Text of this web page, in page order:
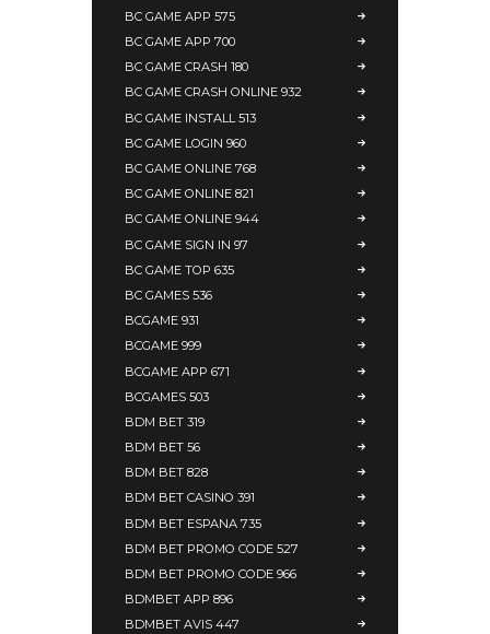
BC GAME APP 575
BC GAME APP 700
BC GAME CRASH 180
BC GAME CRASH ONLINE 932
BC GAME INSTALL 513
BC GAME LOGIN 960
BC GAME ONLINE 768
BC GAME ONLINE 821
BC GAME ONLINE 944
BC GAME SIGN IN 97
BC GAME TOP 635
BC GAMES 536
BCGAME 931
BCGAME 999
BCGAME APP 671
BCGAMES 503
BDM BET 319
BDM BET 56
BDM BET 828
BDM BET CASINO 391
BDM BET ESPANA 735
BDM BET PROMO CODE 527
BDM BET PROMO CODE 966
BDMBET APP 896
BDMBET AVIS 447